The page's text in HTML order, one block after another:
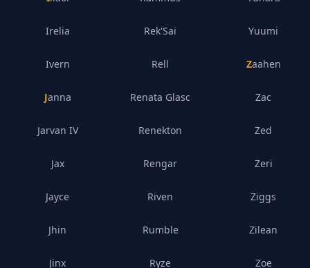
Irelia
Ivern
Janna
Jarvan IV
Jax
Jayce
Jhin
Jinx
Rek'Sai
Rell
Renata Glasc
Renekton
Rengar
Riven
Rumble
Ryze
Yuumi
Zaahen
Zac
Zed
Zeri
Ziggs
Zilean
Zoe